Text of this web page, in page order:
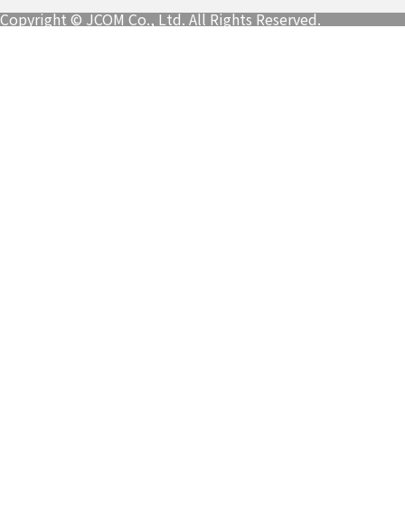
Copyright © JCOM Co., Ltd. All Rights Reserved.